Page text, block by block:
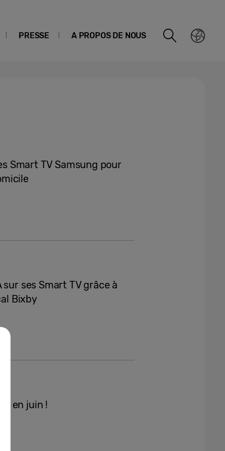
PRESSE A PROPOS DE NOUS
Smart TV Samsung pour
ses Smart TV grâce à
Bixby
en juin !